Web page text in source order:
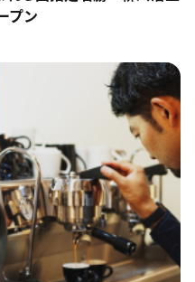
プン